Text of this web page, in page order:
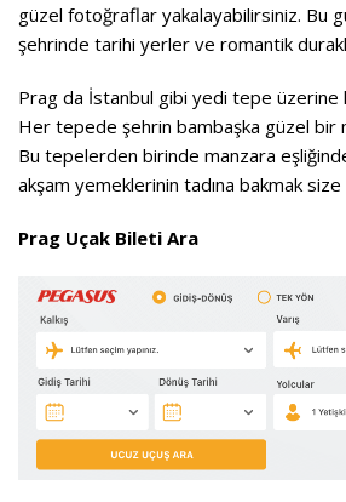
güzel fotoğraflar yakalayabilirsiniz. Bu
şehrinde tarihi yerler ve romantik
Prag da İstanbul gibi yedi tepe üzerine
Her tepede şehrin bambaşka güzel bir
Bu tepelerden birinde manzara
akşam yemeklerinin tadına bakmak
Prag Uçak Bileti Ara